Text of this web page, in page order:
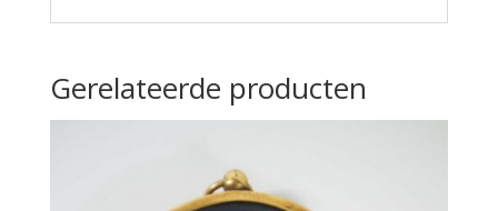
Gerelateerde producten